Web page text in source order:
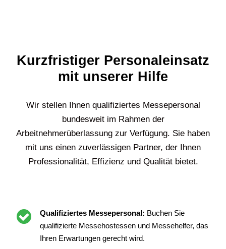
Kurzfristiger Personaleinsatz
mit unserer Hilfe
Wir stellen Ihnen qualifiziertes Messepersonal
bundesweit im Rahmen der
Arbeitnehmerüberlassung zur Verfügung. Sie haben
mit uns einen zuverlässigen Partner, der Ihnen
Professionalität, Effizienz und Qualität bietet.
Qualifiziertes Messepersonal: Buchen Sie
qualifizierte Messehostessen und Messehelfer, das
Ihren Erwartungen gerecht wird.